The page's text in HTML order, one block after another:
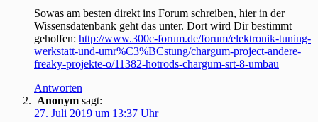
Sowas am besten direkt ins Forum schreiben, hier in der
Wissensdatenbank geht das unter. Dort wird Dir bestimmt
geholfen: http://www.300c-forum.de/forum/elektronik-tuning-
werkstatt-und-umr%C3%BCstung/chargum-project-andere-
freaky-projekte-o/11382-hotrods-chargum-srt-8-umbau
Antworten
Anonym sagt:
27. Juli 2019 um 13:37 Uhr